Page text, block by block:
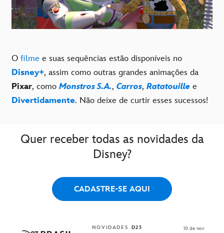
O filme e suas sequências estão disponíveis no
Disney+, assim como outras grandes animações da
Pixar, como Monstros S.A., Carros, Ratatouille e
Divertidamente. Não deixe de curtir esses sucessos!
Quer receber todas as novidades da
Disney?
CADASTRE-SE AQUI
NOVIDADES D23 10 de nov